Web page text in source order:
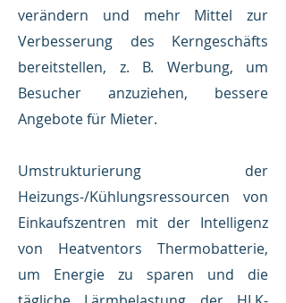
verändern und mehr Mittel zur
Verbesserung des Kerngeschäfts
bereitstellen, z. B. Werbung, um
Besucher anzuziehen, bessere
Angebote für Mieter.
Umstrukturierung der
Heizungs-/Kühlungsressourcen von
Einkaufszentren mit der Intelligenz
von Heatventors Thermobatterie,
um Energie zu sparen und die